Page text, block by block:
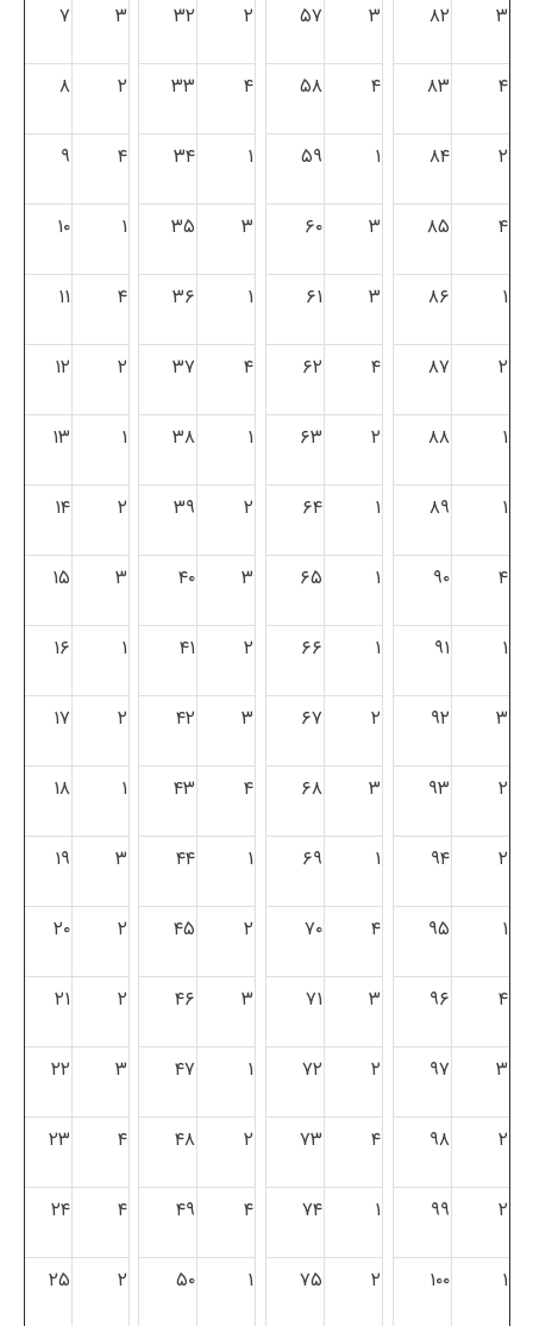
۳ ۸۲ ۳ ۵۷ ۲ ۳۲ ۳ ۷
۴ ۸۳ ۴ ۵۸ ۴ ۳۳ ۲ ۸
۲ ۸۴ ۱ ۵۹ ۱ ۳۴ ۴ ۹
۴ ۸۵ ۳ ۶۰ ۳ ۳۵ ۱ ۱۰
۱ ۸۶ ۳ ۶۱ ۱ ۳۶ ۴ ۱۱
۲ ۸۷ ۴ ۶۲ ۴ ۳۷ ۲ ۱۲
۱ ۸۸ ۲ ۶۳ ۱ ۳۸ ۱ ۱۳
۱ ۸۹ ۱ ۶۴ ۲ ۳۹ ۲ ۱۴
۴ ۹۰ ۱ ۶۵ ۳ ۴۰ ۳ ۱۵
۱ ۹۱ ۱ ۶۶ ۲ ۴۱ ۱ ۱۶
۳ ۹۲ ۲ ۶۷ ۳ ۴۲ ۲ ۱۷
۲ ۹۳ ۳ ۶۸ ۴ ۴۳ ۱ ۱۸
۲ ۹۴ ۱ ۶۹ ۱ ۴۴ ۳ ۱۹
۱ ۹۵ ۴ ۷۰ ۲ ۴۵ ۲ ۲۰
۴ ۹۶ ۳ ۷۱ ۳ ۴۶ ۲ ۲۱
۳ ۹۷ ۲ ۷۲ ۱ ۴۷ ۳ ۲۲
۲ ۹۸ ۴ ۷۳ ۲ ۴۸ ۴ ۲۳
۲ ۹۹ ۱ ۷۴ ۴ ۴۹ ۴ ۲۴
۱ ۱۰۰ ۲ ۷۵ ۱ ۵۰ ۲ ۲۵